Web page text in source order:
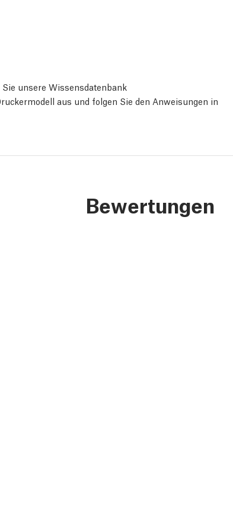
unsere Wissensdatenbank
aus und folgen Sie den Anweisungen in
Bewertungen